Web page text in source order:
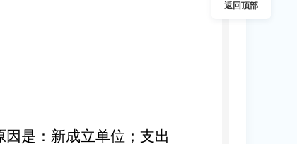
返回顶部
是： 新成立单位 ；支出